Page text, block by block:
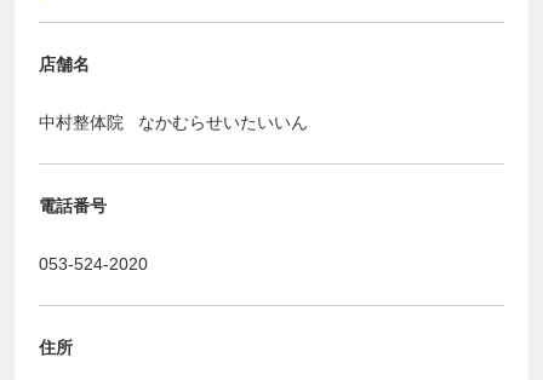
店舗名
中村整体院 なかむらせいたいいん
電話番号
053-524-2020
住所